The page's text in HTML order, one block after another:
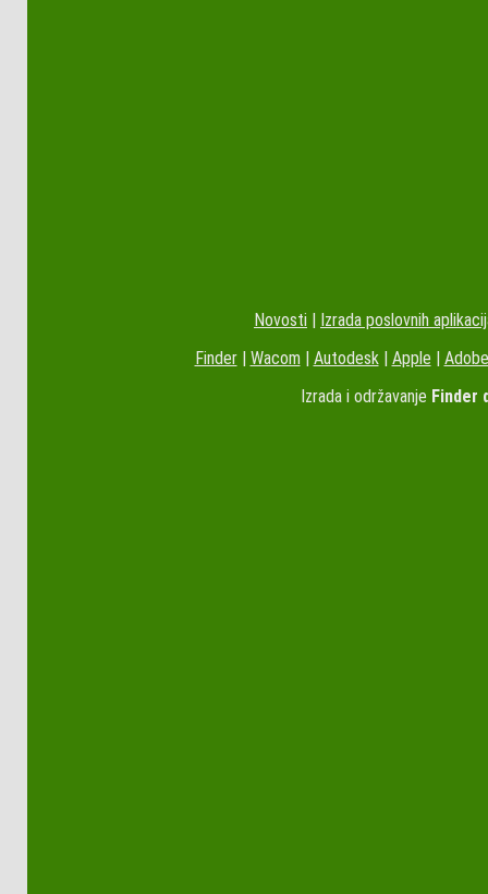
Novosti | Izrada poslovnih
Finder| Wacom| Autodesk| Apple | Adobe
Izrada i održavanje Finder